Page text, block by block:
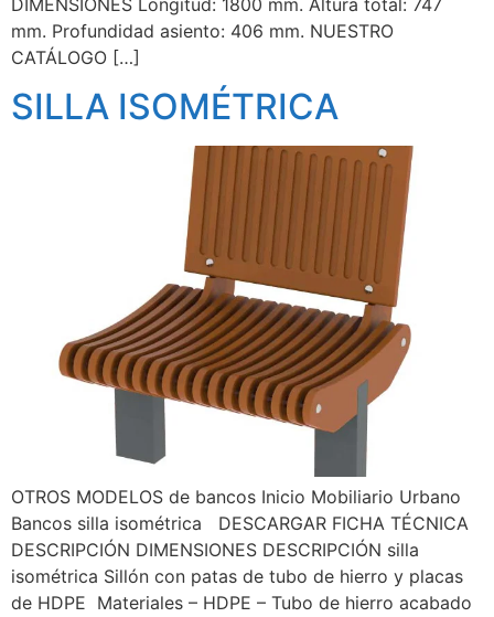
mm. Profundidad asiento: 406 mm. NUESTRO
CATÁLOGO […]
SILLA ISOMÉTRICA
OTROS MODELOS de bancos Inicio Mobiliario Urbano
Bancos silla isométrica DESCARGAR FICHA TÉCNICA
DESCRIPCIÓN DIMENSIONES DESCRIPCIÓN silla
isométrica Sillón con patas de tubo de hierro y placas
de HDPE Materiales – HDPE – Tubo de hierro acabado